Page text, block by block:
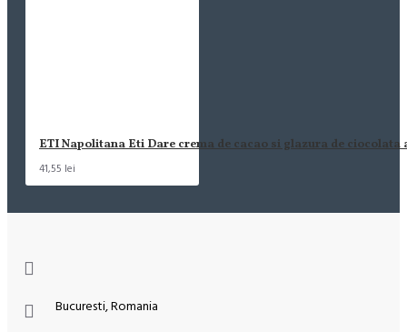
ETI Napolitana Eti Dare crema de cacao si glazura de ciocolata
41,55 lei
Bucuresti, Romania